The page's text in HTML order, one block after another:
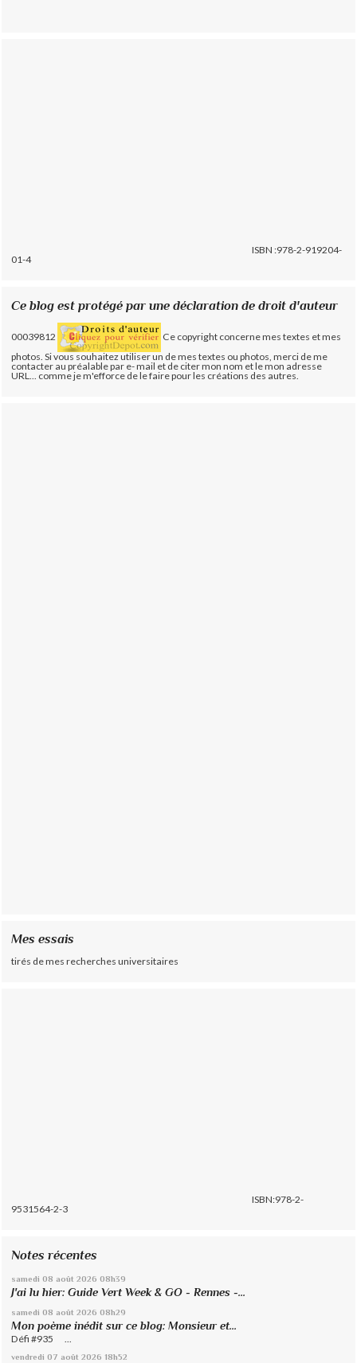
ISBN :978-2-919204-
01-4
Ce blog est protégé par une déclaration de droit d'auteur
00039812
Ce copyright concerne mes textes et mes
photos. Si vous souhaitez utiliser un de mes textes ou photos, merci de me
contacter au préalable par e- mail et de citer mon nom et le mon adresse
URL... comme je m'efforce de le faire pour les créations des autres.
Mes essais
tirés de mes recherches universitaires
ISBN:978-2-
9531564-2-3
Notes récentes
samedi 08 août 2026 08h39
J'ai lu hier: Guide Vert Week & GO - Rennes -...
samedi 08 août 2026 08h29
Mon poème inédit sur ce blog: Monsieur et...
Défi #935 ...
vendredi 07 août 2026 18h52